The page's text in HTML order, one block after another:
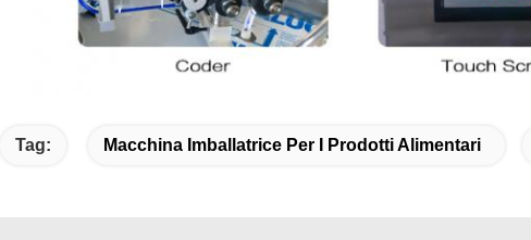
Tag: Macchina Imballatrice Per I Prodotti Alimentari